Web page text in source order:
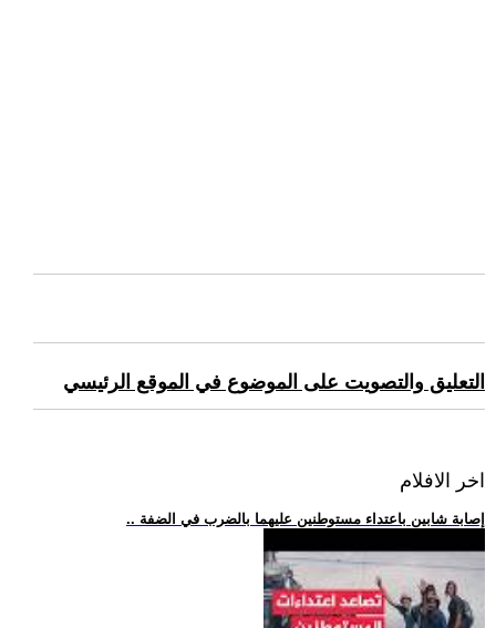
التعليق والتصويت على الموضوع في الموقع الرئيسي
اخر الافلام
.. إصابة شابين باعتداء مستوطنين عليهما بالضرب في الضفة